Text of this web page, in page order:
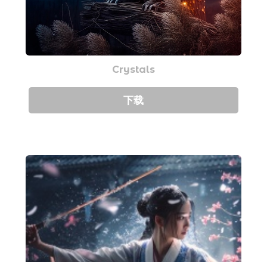
Crystals
下载